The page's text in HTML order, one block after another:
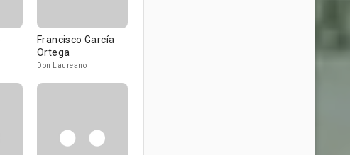
Francisco García
Ortega
Don Laureano